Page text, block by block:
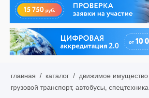
главная / каталог / движимое имущество
грузовой транспорт, автобусы, спецтехника